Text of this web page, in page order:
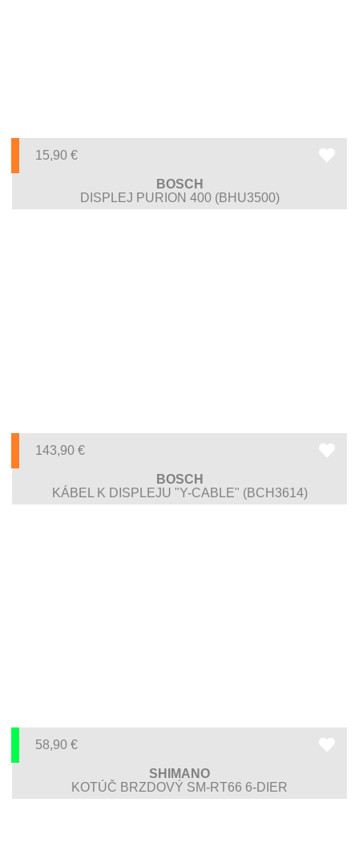
15,90 €
BOSCH
DISPLEJ PURION 400 (BHU3500)
143,90 €
BOSCH
KÁBEL K DISPLEJU "Y-CABLE" (BCH3614)
58,90 €
SHIMANO
KOTÚČ BRZDOVÝ SM-RT66 6-DIER